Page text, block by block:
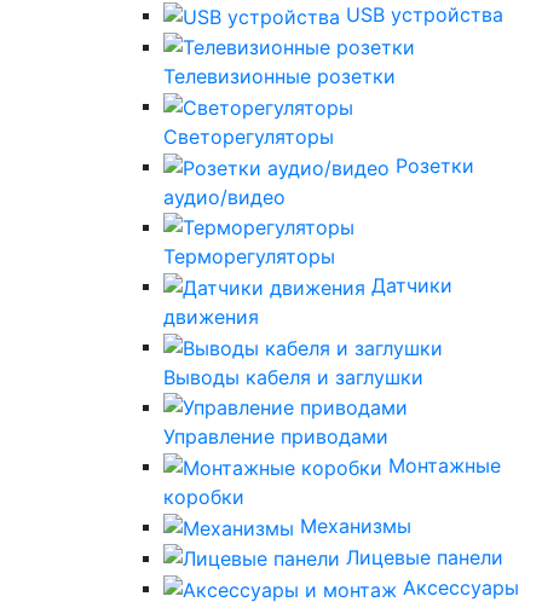
USB устройства
Телевизионные розетки
Светорегуляторы
Розетки
аудио/видео
Терморегуляторы
Датчики
движения
Выводы кабеля и заглушки
Управление приводами
Монтажные
коробки
Механизмы
Лицевые панели
Аксессуары